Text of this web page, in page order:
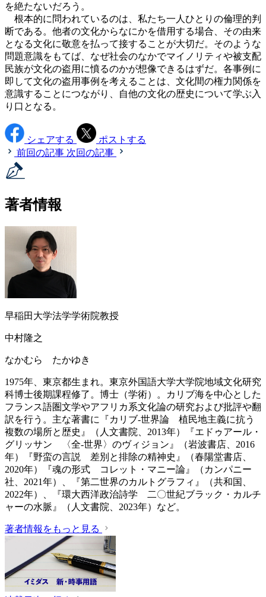
を絶たないだろう。
根本的に問われているのは、私たち一人ひとりの倫理的判
断である。他者の文化からなにかを借用する場合、その由来
となる文化に敬意を払って接することが大切だ。そのような
問題意識をもてば、なぜ社会のなかでマイノリティや被支配
民族が文化の盗用に憤るのかが想像できるはずだ。各事例に
即して文化の盗用事例を考えることは、文化間の権力関係を
意識することにつながり、自他の文化の歴史について学ぶ入
り口となる。
シェアする
ポストする
前回の記事 次回の記事
著者情報
早稲田大学法学学術院教授
中村隆之
なかむら たかゆき
1975年、東京都生まれ。東京外国語大学大学院地域文化研究
科博士後期課程修了。博士（学術）。カリブ海を中心とした
フランス語圏文学やアフリカ系文化論の研究および批評や翻
訳を行う。主な著書に『カリブ-世界論 植民地主義に抗う
複数の場所と歴史』（人文書院、2013年）『エドゥアール・
グリッサン 〈全-世界〉のヴィジョン』（岩波書店、2016
年）『野蛮の言説 差別と排除の精神史』（春陽堂書店、
2020年）『魂の形式 コレット・マニー論』（カンパニー
社、2021年）、『第二世界のカルトグラフィ』（共和国、
2022年）、『環大西洋政治詩学 二〇世紀ブラック・カルチ
ャーの水脈』（人文書院、2023年）など。
著者情報をもっと見る